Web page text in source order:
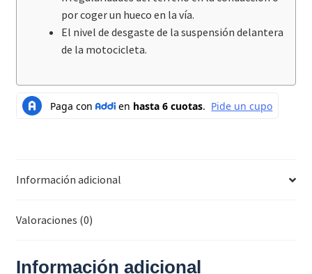
por coger un hueco en la vía.
El nivel de desgaste de la suspensión delantera
de la motocicleta.
Información adicional
Valoraciones (0)
Información adicional